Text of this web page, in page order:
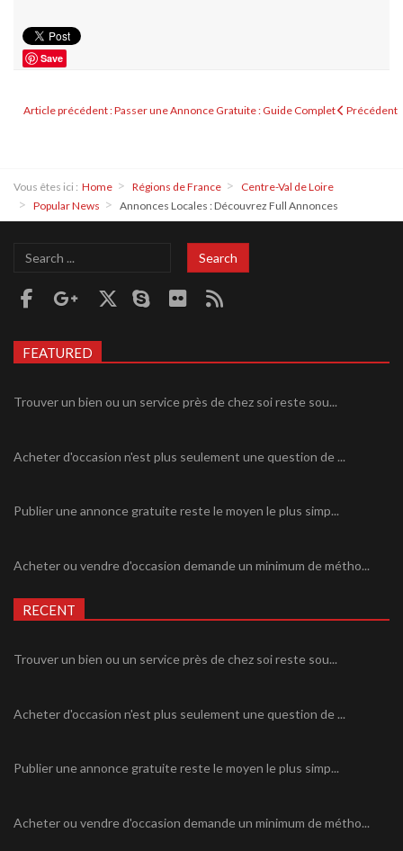
Save
Article précédent : Passer une Annonce Gratuite : Guide Complet Précédent
Vous êtes ici : Home Régions de France
Centre-Val de Loire
Popular News
Annonces Locales : Découvrez Full Annonces
Search
Search
FEATURED
Trouver un bien ou un service près de chez soi reste sou...
Acheter d'occasion n'est plus seulement une question de ...
Publier une annonce gratuite reste le moyen le plus simp...
Acheter ou vendre d'occasion demande un minimum de métho...
RECENT
Trouver un bien ou un service près de chez soi reste sou...
Acheter d'occasion n'est plus seulement une question de ...
Publier une annonce gratuite reste le moyen le plus simp...
Acheter ou vendre d'occasion demande un minimum de métho...